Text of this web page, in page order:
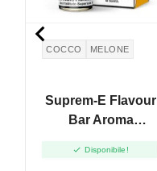
COCCO MELONE
Suprem-E Flavour
Bar Aroma
10ml
 Disponibile!
